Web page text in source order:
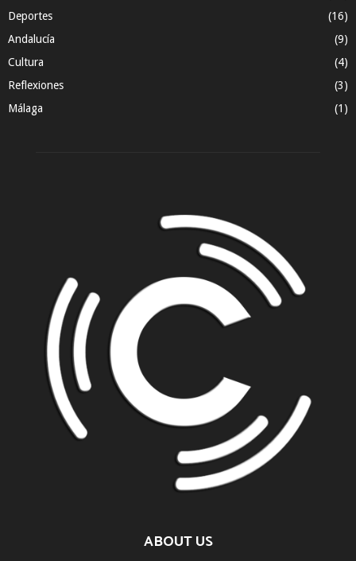
Deportes
(16)
Andalucía
(9)
Cultura
(4)
Reflexiones
(3)
Málaga
(1)
ABOUT US